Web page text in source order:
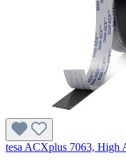
tesa ACXplus 7063, High